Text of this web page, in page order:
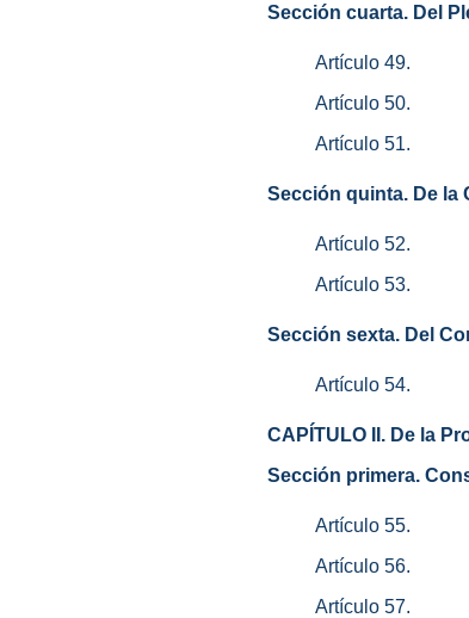
Sección cuarta. Del
Artículo 49.
Artículo 50.
Artículo 51.
Sección quinta. De la
Artículo 52.
Artículo 53.
Sección sexta. Del
Artículo 54.
CAPÍTULO II. De la
Sección primera.
Artículo 55.
Artículo 56.
Artículo 57.